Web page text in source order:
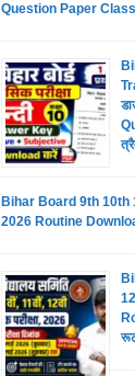
Question Paper Class
Bihar Board 9th 10th
2026 Routine